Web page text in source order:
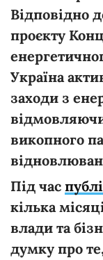
Відповідно
проєкту
Україна
заходи з
викопного
Під час
кілька
влади та
думку про